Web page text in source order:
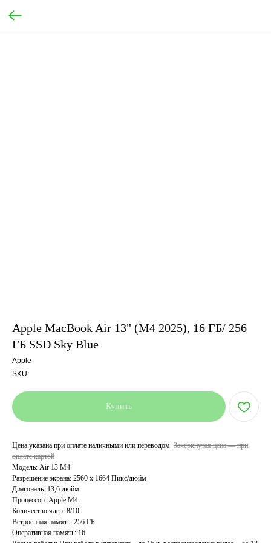
Apple MacBook Air 13" (M4 2025), 16 ГБ/ 256
ГБ SSD Sky Blue
Apple
SKU:
Купить
Цена указана при оплате наличными или переводом. Зачеркнутая цена — при
оплате картой
Модель: Air 13 M4
Разрешение экрана: 2560 x 1664 Пикс/дюйм
Диагональ: 13,6 дюйм
Процессор: Apple M4
Количество ядер: 8/10
Встроенная память: 256 ГБ
Оперативная память: 16